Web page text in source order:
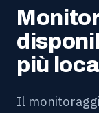
più
Il